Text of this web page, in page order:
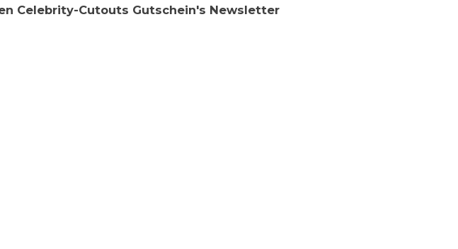
Celebrity-Cutouts Gutschein's Newsletter